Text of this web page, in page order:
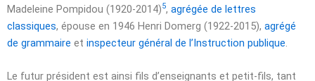
Madeleine Pompidou (1920-2014)5, agrégée de lettres
classiques, épouse en 1946 Henri Domerg (1922-2015), agrégé
de grammaire et inspecteur général de l’Instruction publique.
Le futur président est ainsi fils d’enseignants et petit-fils, tant